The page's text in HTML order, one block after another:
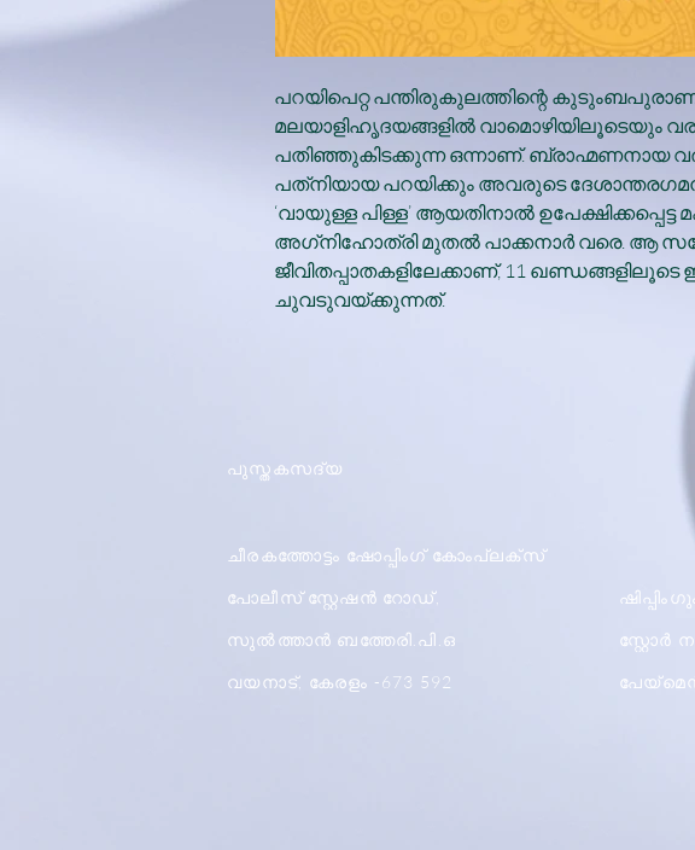
പറയിപെറ്റ പന്തിരുകുലത്തിന്റെ
മലയാളിഹൃദയങ്ങളില്‍ വാമൊഴിയിലൂടെയും
പതിഞ്ഞുകിടക്കുന്ന ഒന്നാണ്. ബ്രാഹ്മണനായ
പത്‌നിയായ പറയിക്കും അവരുടെ
‘വായുള്ള പിള്ള’ ആയതിനാല്‍ ഉപേക്ഷിക്കപ്പെട്ട
അഗ്‌നിഹോത്രി മുതല്‍ പാക്കനാര്‍ വരെ. ആ
ജീവിതപ്പാതകളിലേക്കാണ്, 11
ചുവടുവയ്ക്കുന്നത്.
പുസ്തകസദ്യ
ചീരകത്തോട്ടം ഷോപ്പിംഗ് കോംപ്ലക്സ്
പോലീസ് സ്റ്റേഷൻ റോഡ്,
സുൽത്താൻ ബത്തേരി.പി.ഒ
വയനാട്, കേരളം -673 592
സ്റ്റോർ